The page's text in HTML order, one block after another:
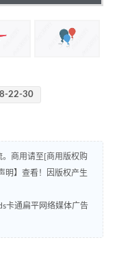
22-30
商用请至[商用版权购
明】查看！因版权产生
卡通扁平网络媒体广告